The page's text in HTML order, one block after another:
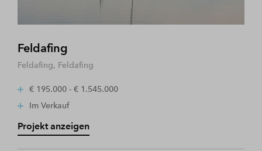
Feldafing
Feldafing, Feldafing
€ 195.000 - € 1.545.000
Im Verkauf
Projekt anzeigen